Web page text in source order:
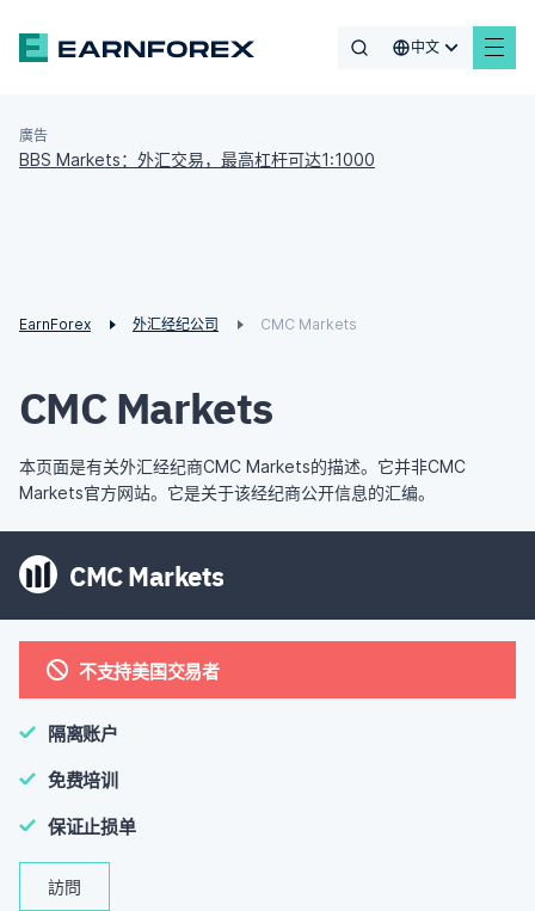
中文
廣告
BBS Markets：外汇交易，最高杠杆可达1:1000
EarnForex 外汇经纪公司 CMC Markets
CMC Markets
本页面是有关外汇经纪商CMC Markets的描述。它并非CMC
Markets官方网站。它是关于该经纪商公开信息的汇编。
CMC Markets
不支持美国交易者
隔离账户
免费培训
保证止损单
訪問